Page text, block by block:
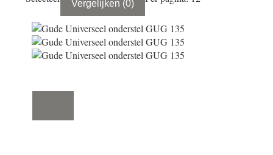
Vergelijken (0)